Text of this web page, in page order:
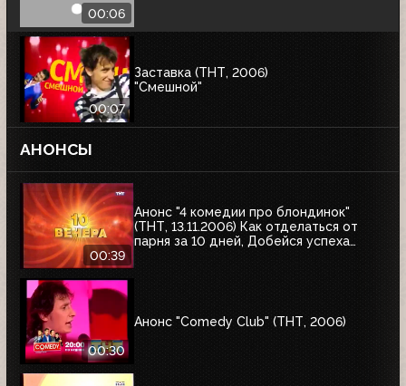
00:06
00:07
Заставка (ТНТ, 2006)
"Смешной"
АНОНСЫ
00:39
Анонс "4 комедии про блондинок"
(ТНТ, 13.11.2006) Как отделаться от
парня за 10 дней, Добейся успеха
00:30
Анонс "Comedy Club" (ТНТ, 2006)